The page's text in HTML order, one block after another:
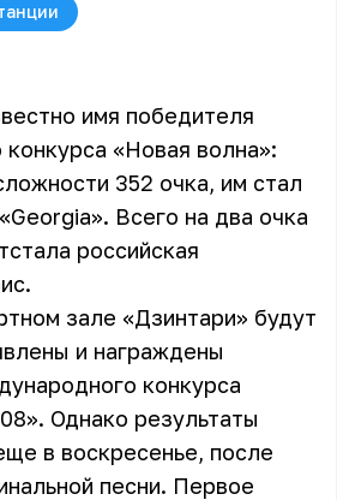
имя победителя
«Новая волна»:
352 очка, им стал
Всего на два очка
российская
зале «Дзинтари» будут
и награждены
конкурса
Однако результаты
в воскресенье, после
песни. Первое